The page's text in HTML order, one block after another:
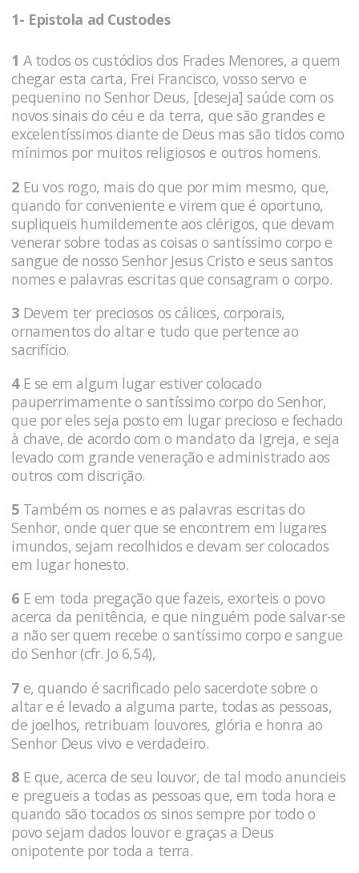
1- Epistola ad Custodes
1 A todos os custódios dos Frades Menores, a quem
chegar esta carta, Frei Francisco, vosso servo e
pequenino no Senhor Deus, [deseja] saúde com os
novos sinais do céu e da terra, que são grandes e
excelentíssimos diante de Deus mas são tidos como
mínimos por muitos religiosos e outros homens.
2 Eu vos rogo, mais do que por mim mesmo, que,
quando for conveniente e virem que é oportuno,
supliqueis humildemente aos clérigos, que devam
venerar sobre todas as coisas o santíssimo corpo e
sangue de nosso Senhor Jesus Cristo e seus santos
nomes e palavras escritas que consagram o corpo.
3 Devem ter preciosos os cálices, corporais,
ornamentos do altar e tudo que pertence ao
sacrifício.
4E se em algum lugar estiver colocado
pauperrimamente o santíssimo corpo do Senhor,
que por eles seja posto em lugar precioso e fechado
à chave, de acordo com o mandato da Igreja, e seja
levado com grande veneração e administrado aos
outros com discrição.
5 Também os nomes e as palavras escritas do
Senhor, onde quer que se encontrem em lugares
imundos, sejam recolhidos e devam ser colocados
em lugar honesto.
6 E em toda pregação que fazeis, exorteis o povo
acerca da penitência, e que ninguém pode salvar-se
a não ser quem recebe o santíssimo corpo e sangue
do Senhor (cfr. Jo 6,54),
7 e, quando é sacrificado pelo sacerdote sobre o
altar e é levado a alguma parte, todas as pessoas,
de joelhos, retribuam louvores, glória e honra ao
Senhor Deus vivo e verdadeiro.
8 E que, acerca de seu louvor, de tal modo anuncieis
e pregueis a todas as pessoas que, em toda hora e
quando são tocados os sinos sempre por todo o
povo sejam dados louvor e graças a Deus
onipotente por toda a terra.